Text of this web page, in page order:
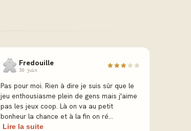
Fredouille
30 juin
Pas pour moi. Rien à dire je suis sûr que le
jeu enthousiasme plein de gens mais j'aime
pas les jeux coop. Là on va au petit
bonheur la chance et à la fin on ré...
Lire la suite